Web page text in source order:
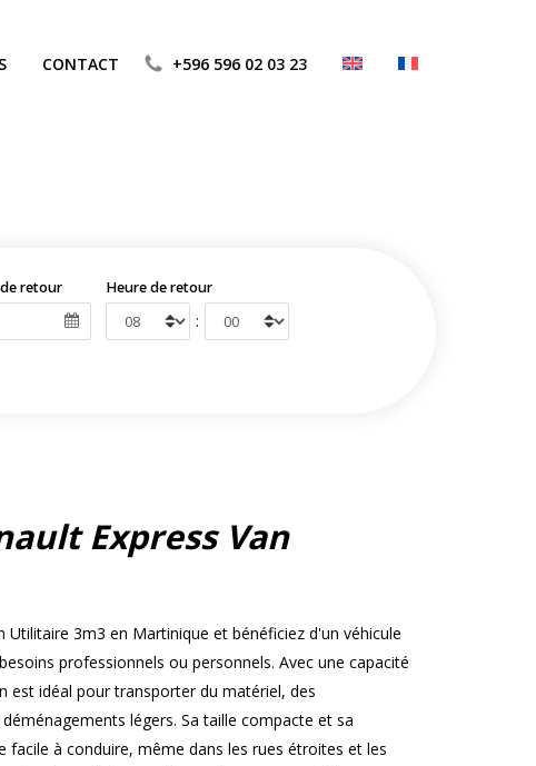
CONTACT +596 596 02 03 23
retour Heure de retour
:
Express Van
Utilitaire 3m3 en Martinique et bénéficiez d'un véhicule
professionnels ou personnels. Avec une capacité
est idéal pour transporter du matériel, des
légers. Sa taille compacte et sa
facile à conduire, même dans les rues étroites et les